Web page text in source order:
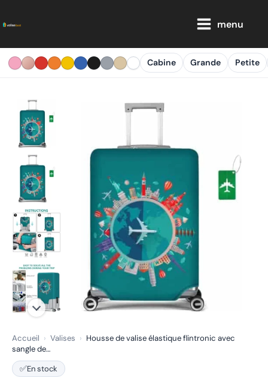
au
menu
Cabine Grande Petite
Accueil › Valises › Housse de valise élastique flintronic avec
sangle de…
✅En stock